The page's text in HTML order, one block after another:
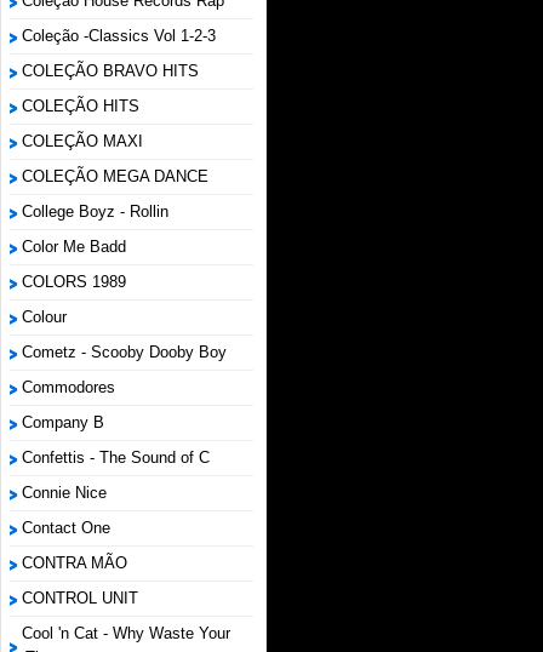
Coleção -Classics Vol 1-2-3
COLEÇÃO BRAVO HITS
COLEÇÃO HITS
COLEÇÃO MAXI
COLEÇÃO MEGA DANCE
College Boyz ‎- Rollin
Color Me Badd
COLORS 1989
Colour
Cometz - Scooby Dooby Boy
Commodores
Company B
Confettis - The Sound of C
Connie Nice
Contact One
CONTRA MÃO
CONTROL UNIT
Cool 'n Cat - Why Waste Your